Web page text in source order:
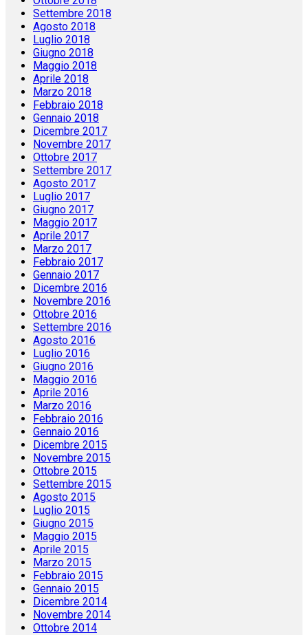
Settembre 2018
Agosto 2018
Luglio 2018
Giugno 2018
Maggio 2018
Aprile 2018
Marzo 2018
Febbraio 2018
Gennaio 2018
Dicembre 2017
Novembre 2017
Ottobre 2017
Settembre 2017
Agosto 2017
Luglio 2017
Giugno 2017
Maggio 2017
Aprile 2017
Marzo 2017
Febbraio 2017
Gennaio 2017
Dicembre 2016
Novembre 2016
Ottobre 2016
Settembre 2016
Agosto 2016
Luglio 2016
Giugno 2016
Maggio 2016
Aprile 2016
Marzo 2016
Febbraio 2016
Gennaio 2016
Dicembre 2015
Novembre 2015
Ottobre 2015
Settembre 2015
Agosto 2015
Luglio 2015
Giugno 2015
Maggio 2015
Aprile 2015
Marzo 2015
Febbraio 2015
Gennaio 2015
Dicembre 2014
Novembre 2014
Ottobre 2014